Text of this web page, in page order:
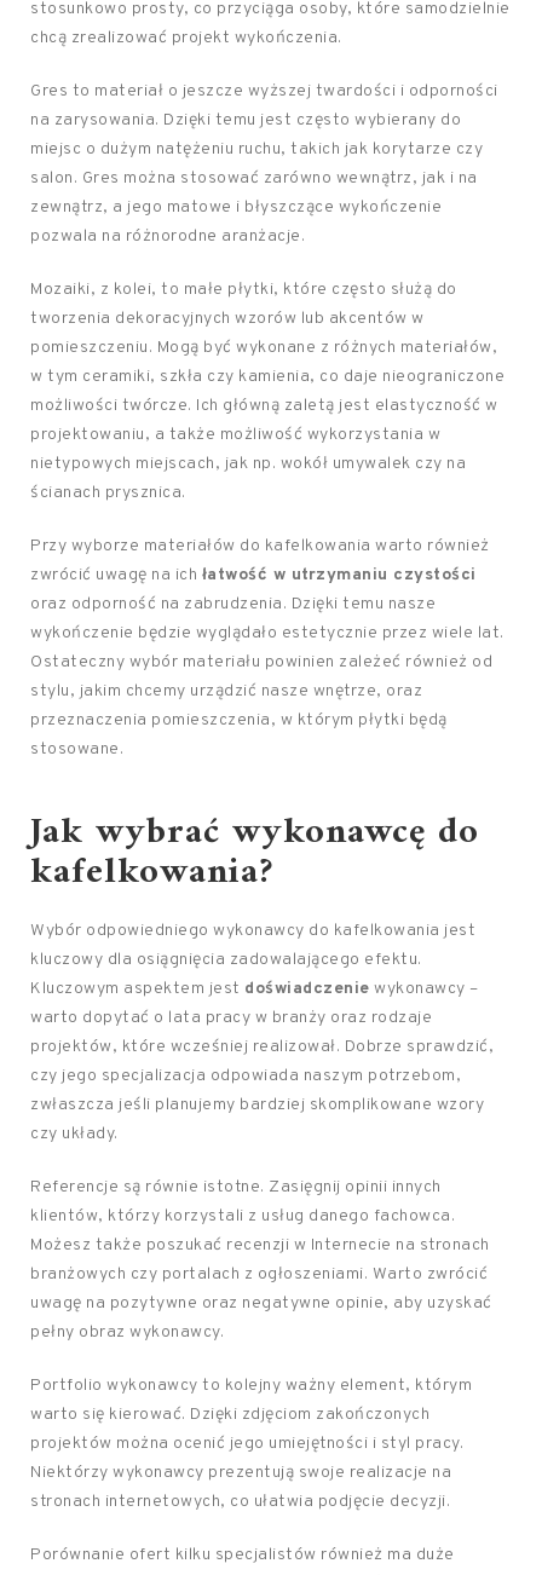
stosunkowo prosty, co przyciąga osoby, które samodzielnie
chcą zrealizować projekt wykończenia.
Gres to materiał o jeszcze wyższej twardości i odporności
na zarysowania. Dzięki temu jest często wybierany do
miejsc o dużym natężeniu ruchu, takich jak korytarze czy
salon. Gres można stosować zarówno wewnątrz, jak i na
zewnątrz, a jego matowe i błyszczące wykończenie
pozwala na różnorodne aranżacje.
Mozaiki, z kolei, to małe płytki, które często służą do
tworzenia dekoracyjnych wzorów lub akcentów w
pomieszczeniu. Mogą być wykonane z różnych materiałów,
w tym ceramiki, szkła czy kamienia, co daje nieograniczone
możliwości twórcze. Ich główną zaletą jest elastyczność w
projektowaniu, a także możliwość wykorzystania w
nietypowych miejscach, jak np. wokół umywalek czy na
ścianach prysznica.
Przy wyborze materiałów do kafelkowania warto również
zwrócić uwagę na ich łatwość w utrzymaniu czystości
oraz odporność na zabrudzenia. Dzięki temu nasze
wykończenie będzie wyglądało estetycznie przez wiele lat.
Ostateczny wybór materiału powinien zależeć również od
stylu, jakim chcemy urządzić nasze wnętrze, oraz
przeznaczenia pomieszczenia, w którym płytki będą
stosowane.
Jak wybrać wykonawcę do
kafelkowania?
Wybór odpowiedniego wykonawcy do kafelkowania jest
kluczowy dla osiągnięcia zadowalającego efektu.
Kluczowym aspektem jest doświadczenie wykonawcy –
warto dopytać o lata pracy w branży oraz rodzaje
projektów, które wcześniej realizował. Dobrze sprawdzić,
czy jego specjalizacja odpowiada naszym potrzebom,
zwłaszcza jeśli planujemy bardziej skomplikowane wzory
czy układy.
Referencje są równie istotne. Zasięgnij opinii innych
klientów, którzy korzystali z usług danego fachowca.
Możesz także poszukać recenzji w Internecie na stronach
branżowych czy portalach z ogłoszeniami. Warto zwrócić
uwagę na pozytywne oraz negatywne opinie, aby uzyskać
pełny obraz wykonawcy.
Portfolio wykonawcy to kolejny ważny element, którym
warto się kierować. Dzięki zdjęciom zakończonych
projektów można ocenić jego umiejętności i styl pracy.
Niektórzy wykonawcy prezentują swoje realizacje na
stronach internetowych, co ułatwia podjęcie decyzji.
Porównanie ofert kilku specjalistów również ma duże